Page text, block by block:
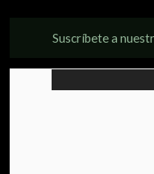
Suscríbete a